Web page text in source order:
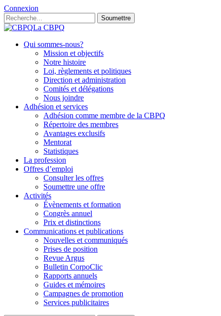
Connexion
Soumettre
La CBPQ
Qui sommes-nous?
Mission et objectifs
Notre histoire
Loi, règlements et politiques
Direction et administration
Comités et délégations
Nous joindre
Adhésion et services
Adhésion comme membre de la CBPQ
Répertoire des membres
Avantages exclusifs
Mentorat
Statistiques
La profession
Offres d’emploi
Consulter les offres
Soumettre une offre
Activités
Évènements et formation
Congrès annuel
Prix et distinctions
Communications et publications
Nouvelles et communiqués
Prises de position
Revue Argus
Bulletin CorpoClic
Rapports annuels
Guides et mémoires
Campagnes de promotion
Services publicitaires